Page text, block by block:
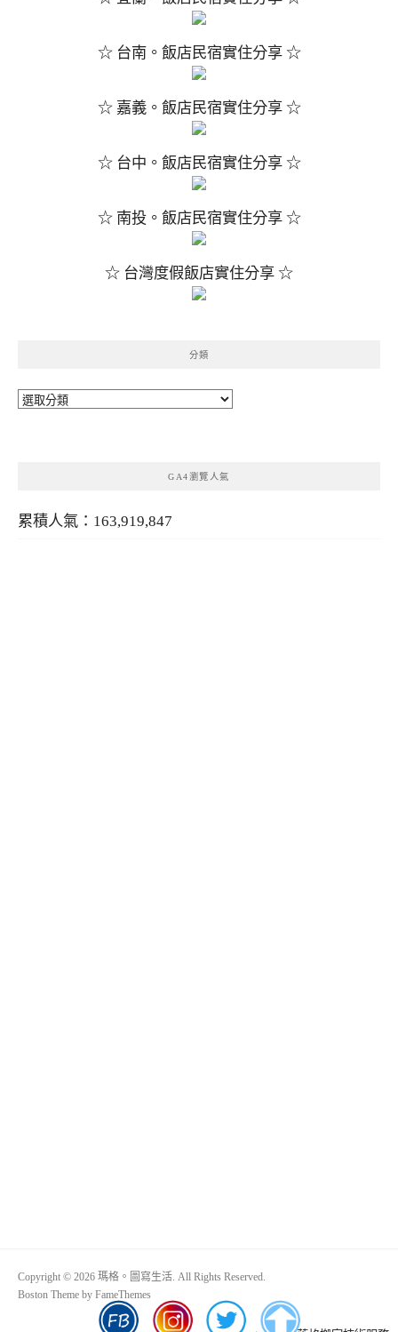
☆ 台南。飯店民宿實住分享 ☆
☆ 嘉義。飯店民宿實住分享 ☆
☆ 台中。飯店民宿實住分享 ☆
☆ 南投。飯店民宿實住分享 ☆
☆ 台灣度假飯店實住分享 ☆
分類
分
GA4瀏覽人氣
累積人氣：163,919,847
Copyright © 2026 瑪格。圖寫生活. All Rights Reserved.
Boston Theme by FameThemes